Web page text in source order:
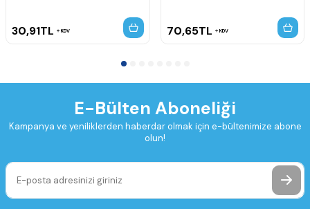
30,91TL KDV 70,65TL KDV
E-Bülten Aboneliği
Kampanya ve yeniliklerden haberdar olmak için e-bültenimize abone
olun!